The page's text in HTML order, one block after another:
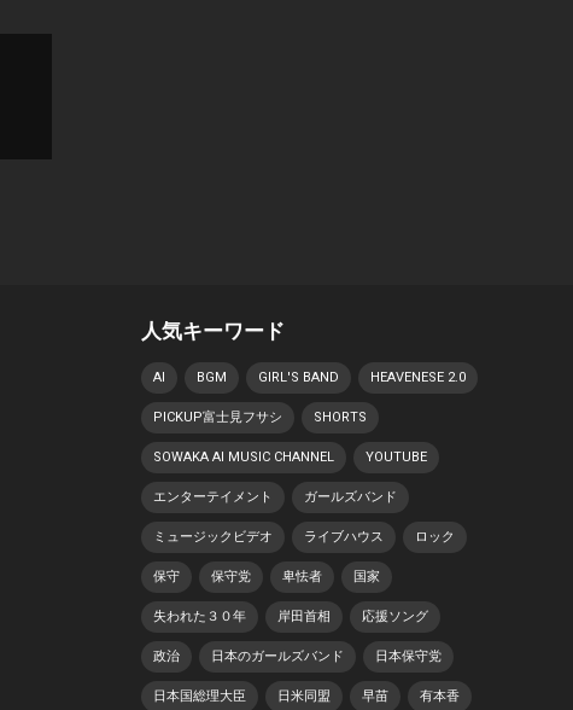
人気キーワード
AI BGM GIRL'S BAND HEAVENESE 2.0
PICKUP富士見フサシ SHORTS
SOWAKA AI MUSIC CHANNEL YOUTUBE
エンターテイメント ガールズバンド
ミュージックビデオ ライブハウス ロック
保守 保守党 卑怯者 国家
失われた３０年 岸田首相 応援ソング
政治 日本のガールズバンド 日本保守党
日本国総理大臣 日米同盟 早苗 有本香